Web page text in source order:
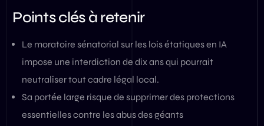
Points clés à retenir
Le moratoire sénatorial sur les lois étatiques en IA
impose une interdiction de dix ans qui pourrait
neutraliser tout cadre légal local.
Sa portée large risque de supprimer des protections
essentielles contre les abus des géants